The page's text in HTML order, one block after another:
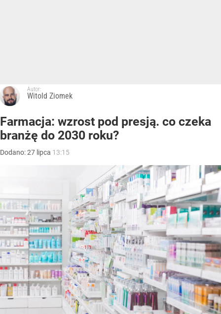
Autor:
Witold Ziomek
Farmacja: wzrost pod presją. co czeka
branżę do 2030 roku?
Dodano:27 lipca 13:15